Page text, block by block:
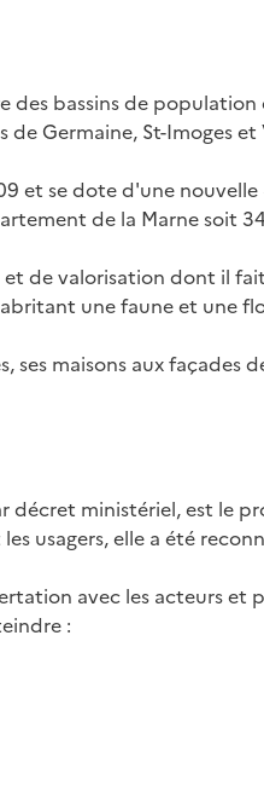
bassins de
Germaine, St-Imoges et
et se dote d'une
de la Marne soit
valorisation dont il
une faune et une
maisons aux façades
décret ministériel, est
usagers, elle a été
avec les acteurs
: